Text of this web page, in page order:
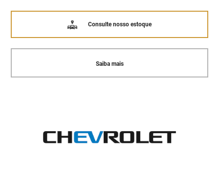
Consulte nosso estoque
Saiba mais